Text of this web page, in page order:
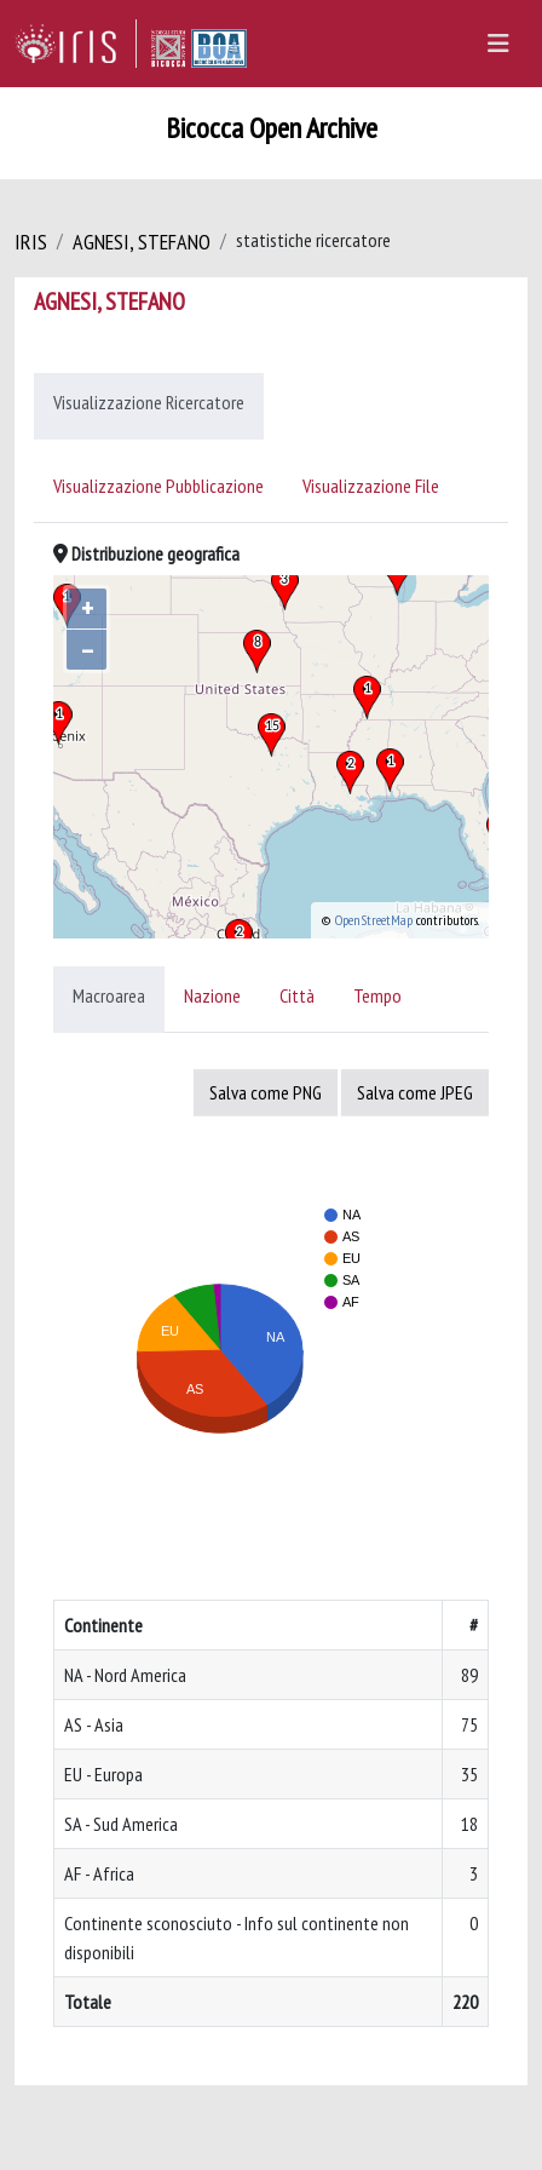
Bicocca Open Archive
IRIS AGNESI, STEFANO statistiche ricercatore
AGNESI, STEFANO
Visualizzazione Ricercatore
Visualizzazione Pubblicazione Visualizzazione File
Distribuzione geografica
+
–
© OpenStreetMap contributors.
Macroarea Nazione Città Tempo
Salva come PNG Salva come JPEG
NA
AS
EU
SA
AF
NA
EU
AS
Continente #
NA - Nord America 89
AS - Asia 75
EU - Europa 35
SA - Sud America 18
AF - Africa 3
Continente sconosciuto - Info sul continente non
disponibili
0
Totale 220